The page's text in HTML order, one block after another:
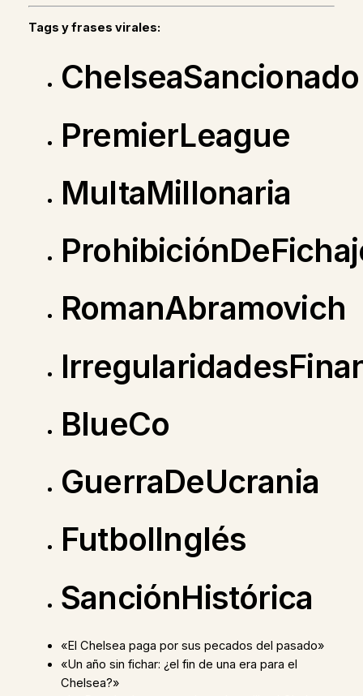
Tags y frases virales:
ChelseaSancionado
PremierLeague
MultaMillonaria
RomanAbramovich
BlueCo
GuerraDeUcrania
FutbolInglés
SanciónHistórica
«El Chelsea paga por sus pecados del pasado»
«Un año sin fichar: ¿el fin de una era para el
Chelsea?»